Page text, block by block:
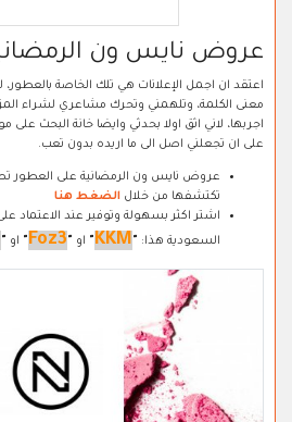
عروض نايس ون
اعتقد ان اجمل الإعلانات هي تلك الخاصة بالعطور،
معنى الكلمة، وتلهمني وتحرك مشاعري لشراء
اجربها، لاني اثق اولا بحدثي وايضا خانة البحث
على ان تجعلني اصل الى ما اريده بدون تعب.
تكتشفها من خلال الضغط هنا
اشتر اكثر بسهولة وتوفير عند الاعتماد
السعودية هذا: "
KKM
" او "
Foz3
" او "